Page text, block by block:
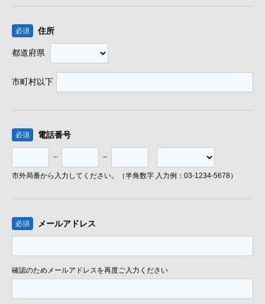
必須 住所
都道府県
市町村以下
必須 電話番号
市外局番から入力してください。（半角数字 入力例：03-1234-5678）
必須 メールアドレス
確認のためメールアドレスを再度ご入力ください